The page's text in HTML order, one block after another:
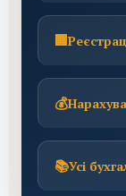
🏢
💰
📚Усі